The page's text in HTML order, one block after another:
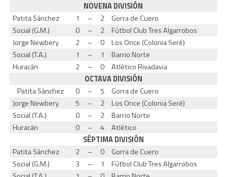
NOVENA DIVISIÓN
Patita Sánchez
1 – 2
Gorra de Cuero
Social (G.M.)
0 – 2
Fútbol Club Tres Algarrobos
Jorge Newbery
2 – 0
Los Once (Colonia Seré)
Social (T.A.)
1 – 1
Barrio Norte
Huracán
2 – 0
Atlético Rivadavia
OCTAVA DIVISIÓN
Patita Sánchez
0 – 5
Gorra de Cuero
Jorge Newbery
5 – 2
Los Once (Colonia Seré)
Social (T.A.)
0 – 2
Barrio Norte
Huracán
0 – 4
Atlético
SÉPTIMA DIVISIÓN
Patita Sánchez
2 – 0
Gorra de Cuero
Social (G.M.)
3 – 1
Fútbol Club Tres Algarrobos